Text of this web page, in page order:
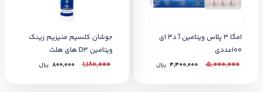
امگا 3 پلاس ویتامین آ د3 ای
100عددی
5,000,000
4,400,000 ﷼
جوشان کلسیم منیزیم زینک
ویتامین D3 های هلث
1,180,000
800,000 ﷼